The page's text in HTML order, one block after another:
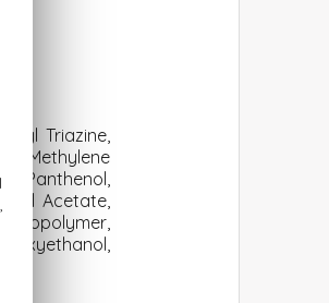
Triazine,
Methylene
Panthenol,
Acetate,
Copolymer,